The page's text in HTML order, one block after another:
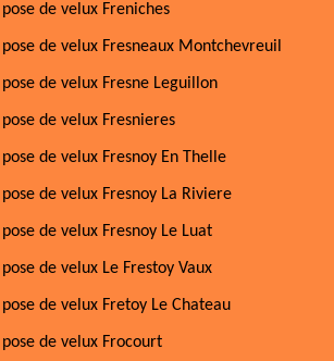
de velux Freniches
de velux Fresneaux Montchevreuil
de velux Fresne Leguillon
de velux Fresnieres
de velux Fresnoy En Thelle
de velux Fresnoy La Riviere
de velux Fresnoy Le Luat
de velux Le Frestoy Vaux
de velux Fretoy Le Chateau
de velux Frocourt